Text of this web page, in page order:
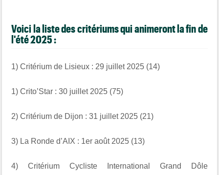
Voici la liste des critériums qui animeront la fin de
l'été 2025 :
1)Critérium de Lisieux : 29 juillet 2025 (14)
1) Crito’Star : 30 juillet 2025 (75)
2) Critérium de Dijon : 31 juillet 2025 (21)
3) La Ronde d’AIX : 1er août 2025 (13)
4) Critérium Cycliste International Grand Dôle